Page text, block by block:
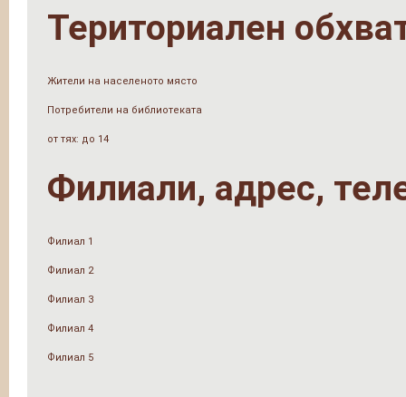
Териториален
Жители на населеното място
Потребители на библиотеката
от тях: до 14
Филиали, адрес,
Филиал 1
Филиал 2
Филиал 3
Филиал 4
Филиал 5